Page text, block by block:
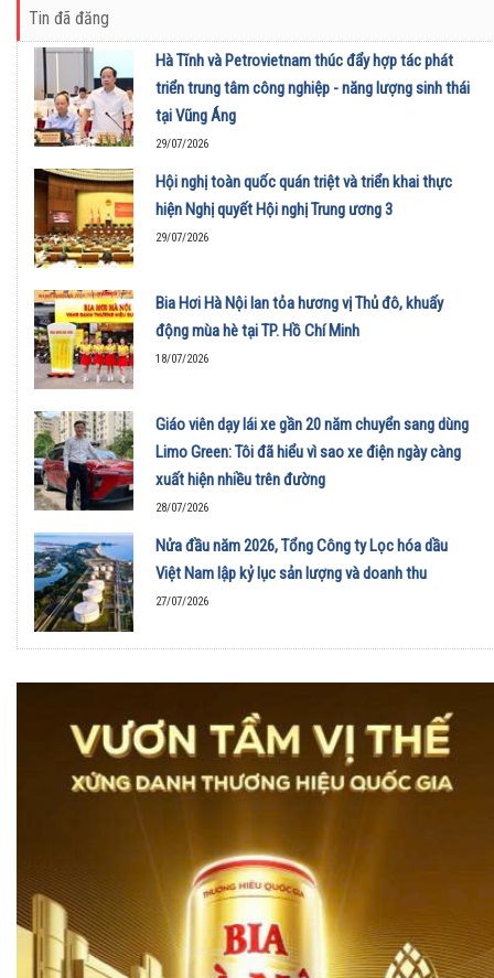
Tin đã đăng
Hà Tĩnh và Petrovietnam thúc đẩy hợp tác phát
triển trung tâm công nghiệp - năng lượng sinh thái
tại Vũng Áng
29/07/2026
Hội nghị toàn quốc quán triệt và triển khai thực
hiện Nghị quyết Hội nghị Trung ương 3
29/07/2026
Bia Hơi Hà Nội lan tỏa hương vị Thủ đô, khuấy
động mùa hè tại TP. Hồ Chí Minh
18/07/2026
Giáo viên dạy lái xe gần 20 năm chuyển sang dùng
Limo Green: Tôi đã hiểu vì sao xe điện ngày càng
xuất hiện nhiều trên đường
28/07/2026
Nửa đầu năm 2026, Tổng Công ty Lọc hóa dầu
Việt Nam lập kỷ lục sản lượng và doanh thu
27/07/2026